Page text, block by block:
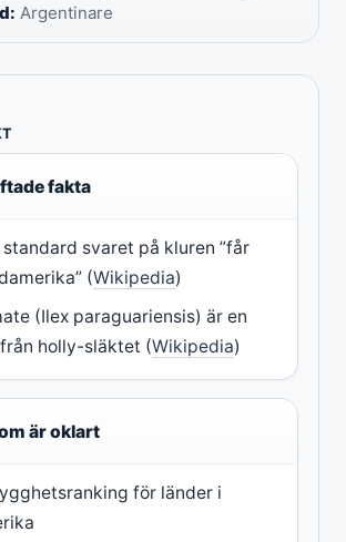
Argentinare
fakta
svaret på kluren ”får
(Wikipedia)
(Ilex paraguariensis) är en
holly-släktet (Wikipedia)
är oklart
för länder i